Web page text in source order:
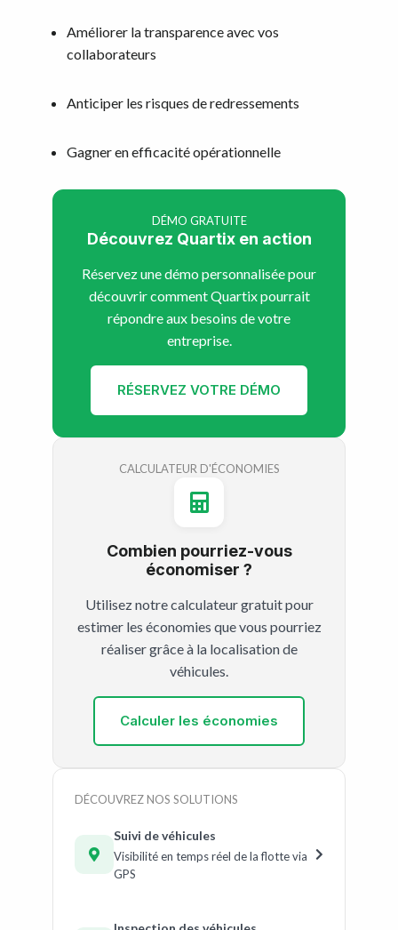
Améliorer la transparence avec vos
collaborateurs
Anticiper les risques de redressements
Gagner en efficacité opérationnelle
DÉMO GRATUITE
Découvrez Quartix en action
Réservez une démo personnalisée pour
découvrir comment Quartix pourrait
répondre aux besoins de votre
entreprise.
RÉSERVEZ VOTRE DÉMO
CALCULATEUR D'ÉCONOMIES
Combien pourriez-vous
économiser ?
Utilisez notre calculateur gratuit pour
estimer les économies que vous pourriez
réaliser grâce à la localisation de
véhicules.
Calculer les économies
DÉCOUVREZ NOS SOLUTIONS
Suivi de véhicules
Visibilité en temps réel de la flotte via
GPS